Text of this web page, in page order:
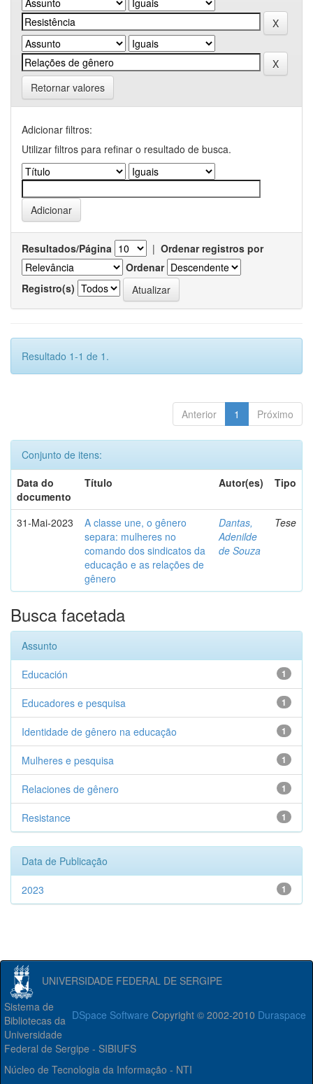
Retornar valores
Adicionar filtros:
Utilizar filtros para refinar o resultado de busca.
Resultados/Página | Ordenar registros por
Ordenar
Registro(s)
Resultado 1-1 de 1.
Anterior 1 Próximo
Conjunto de itens:
Data do
documento
Título Autor(es) Tipo
31-Mai-2023
A classe une, o gênero
separa: mulheres no
comando dos sindicatos da
educação e as relações de
gênero
Dantas,
Adenilde
de Souza
Tese
Busca facetada
Assunto
1
Educación
1
Educadores e pesquisa
1
Identidade de gênero na educação
1
Mulheres e pesquisa
1
Relaciones de gênero
1
Resistance
Data de Publicação
1
2023
UNIVERSIDADE FEDERAL DE SERGIPE
DSpace Software Copyright © 2002-2010 Duraspace
Sistema de
Bibliotecas da
Universidade
Federal de Sergipe - SIBIUFS
Núcleo de Tecnologia da Informação - NTI